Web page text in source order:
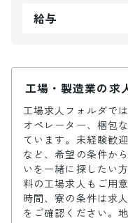
給与
工場・製造業の求
工場求人フォルダで
オペレーター、梱包
ています。未経験歓
など、希望の条件か
いを一緒に探したい
料の工場求人もご用
時間、寮の条件は求
をご確認ください。